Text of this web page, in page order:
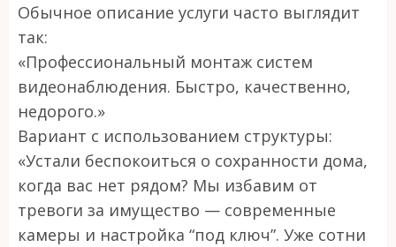
Обычное описание услуги часто выглядит
так:
«Профессиональный монтаж систем
видеонаблюдения. Быстро, качественно,
недорого.»
Вариант с использованием структуры:
«Устали беспокоиться о сохранности дома,
когда вас нет рядом? Мы избавим от
тревоги за имущество — современные
камеры и настройка “под ключ”. Уже сотни